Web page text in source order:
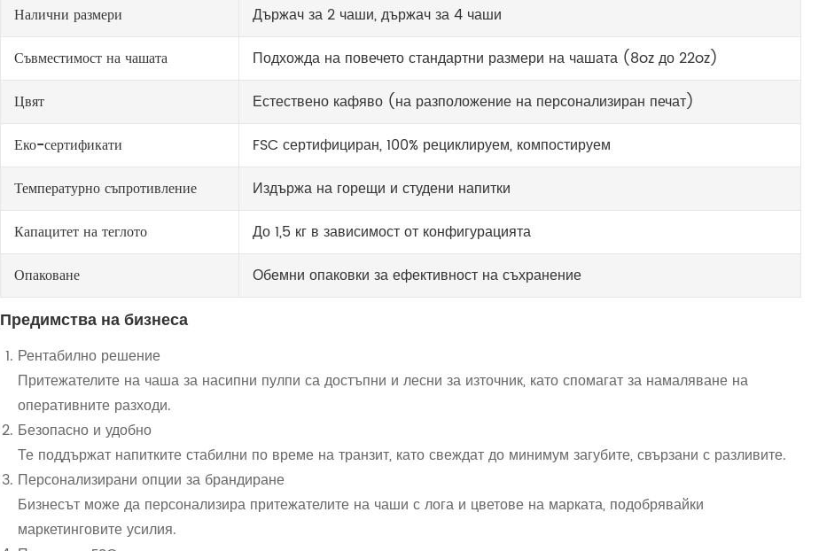
Налични размери
Държач за 2 чаши, държач за 4 чаши
Съвместимост на чашата
Подхожда на повечето стандартни размери на чашата (8oz до 22oz)
Цвят
Естествено кафяво (на разположение на персонализиран печат)
Еко-сертификати
FSC сертифициран, 100% рециклируем, компостируем
Температурно съпротивление
Издържа на горещи и студени напитки
Капацитет на теглото
До 1,5 кг в зависимост от конфигурацията
Опаковане
Обемни опаковки за ефективност на съхранение
Предимства на бизнеса
Рентабилно решение
Притежателите на чаша за насипни пулпи са достъпни и лесни за източник, като спомагат за намаляване на
оперативните разходи.
Безопасно и удобно
Те поддържат напитките стабилни по време на транзит, като свеждат до минимум загубите, свързани с разливите.
Персонализирани опции за брандиране
Бизнесът може да персонализира притежателите на чаши с лога и цветове на марката, подобрявайки
маркетинговите усилия.